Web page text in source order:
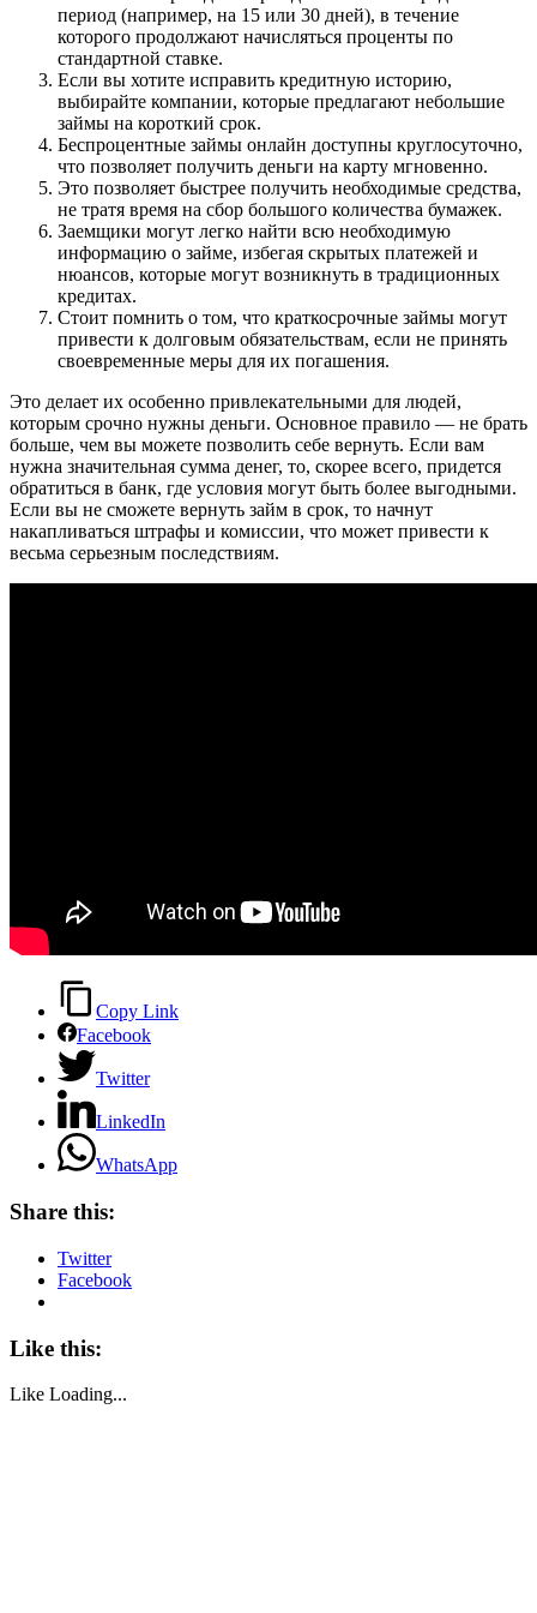
период (например, на 15 или 30 дней), в течение
которого продолжают начисляться проценты по
стандартной ставке.
Если вы хотите исправить кредитную историю,
выбирайте компании, которые предлагают небольшие
займы на короткий срок.
Беспроцентные займы онлайн доступны круглосуточно,
что позволяет получить деньги на карту мгновенно.
Это позволяет быстрее получить необходимые средства,
не тратя время на сбор большого количества бумажек.
Заемщики могут легко найти всю необходимую
информацию о займe, избегая скрытых платежей и
нюансов, которые могут возникнуть в традиционных
кредитах.
Стоит помнить о том, что краткосрочные займы могут
привести к долговым обязательствам, если не принять
своевременные меры для их погашения.
Это делает их особенно привлекательными для людей,
которым срочно нужны деньги. Основное правило — не брать
больше, чем вы можете позволить себе вернуть. Если вам
нужна значительная сумма денег, то, скорее всего, придется
обратиться в банк, где условия могут быть более выгодными.
Если вы не сможете вернуть займ в срок, то начнут
накапливаться штрафы и комиссии, что может привести к
весьма серьезным последствиям.
Copy Link
Facebook
Twitter
LinkedIn
WhatsApp
Share this:
Twitter
Facebook
Like this:
Like Loading...